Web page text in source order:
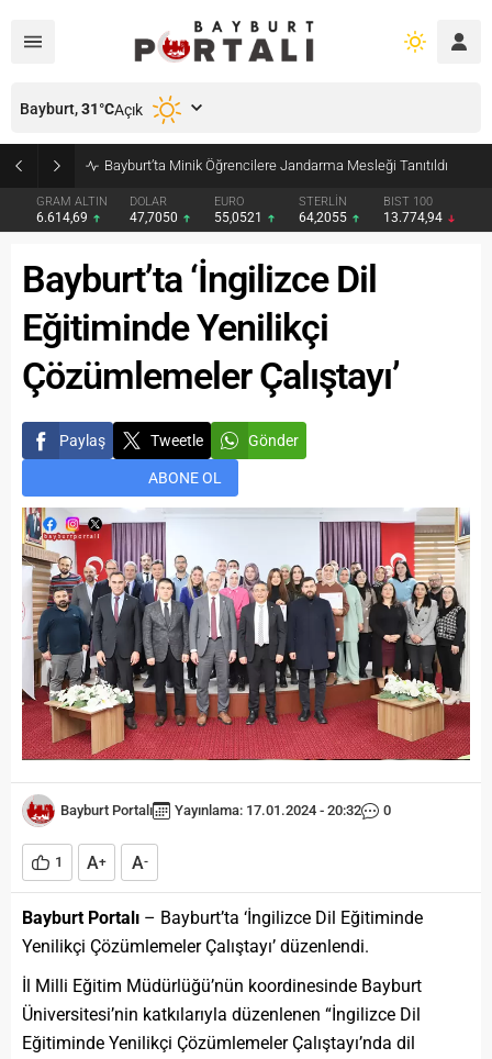
Bayburt’ta Minik Öğrencilere Jandarma Mesleği Tanıtıldı
GRAM ALTIN
6.614,69
DOLAR
47,7050
EURO
55,0521
STERLİN
64,2055
BIST 100
13.774,94
Bayburt,31°CAçık
Bayburt’ta ‘İngilizce Dil
Eğitiminde Yenilikçi
Çözümlemeler Çalıştayı’
Paylaş Tweetle Gönder
ABONE OL
Bayburt Portalı Yayınlama: 17.01.2024 - 20:32 0
1 A+ A-
Bayburt Portalı – Bayburt’ta ‘İngilizce Dil Eğitiminde
Yenilikçi Çözümlemeler Çalıştayı’ düzenlendi.
İl Milli Eğitim Müdürlüğü’nün koordinesinde Bayburt
Üniversitesi’nin katkılarıyla düzenlenen “İngilizce Dil
Eğitiminde Yenilikçi Çözümlemeler Çalıştayı’nda dil